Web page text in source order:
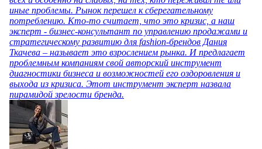
иные проблемы. Рынок перешел к сберегательному
потреблению. Кто-то считает, что это кризис, а наш
эксперт - бизнес-консультант по управлению продажами и
стратегическому развитию для fashion-брендов Дания
Ткачева – называет это взрослением рынка. И предлагает
проблемным компаниям свой авторский инструмент
диагностики бизнеса и возможностей его оздоровления и
выхода из кризиса. Этот инструмент эксперт назвала
пирамидой зрелости бренда.